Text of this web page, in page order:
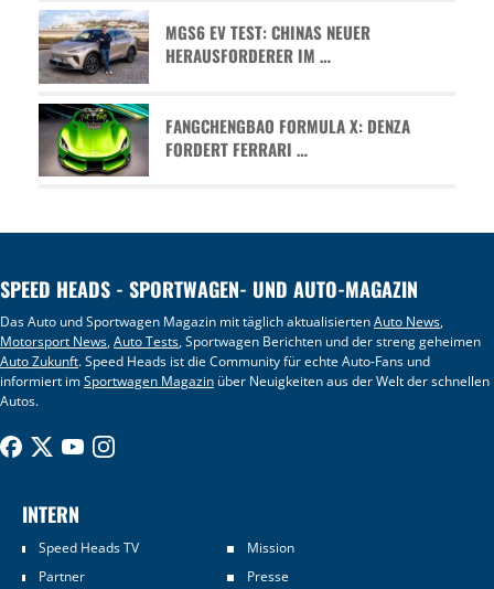
MGS6 EV TEST: CHINAS NEUER
HERAUSFORDERER IM …
FANGCHENGBAO FORMULA X: DENZA
FORDERT FERRARI …
SPEED HEADS - SPORTWAGEN- UND AUTO-MAGAZIN
Das Auto und Sportwagen Magazin mit täglich aktualisiertenAuto News,
Motorsport News,Auto Tests, Sportwagen Berichten und der streng geheimen
Auto Zukunft. Speed Heads ist die Community für echte Auto-Fans und
informiert imSportwagen Magazin über Neuigkeiten aus der Welt der schnellen
Autos.
INTERN
Speed Heads TV
Mission
Partner
Presse